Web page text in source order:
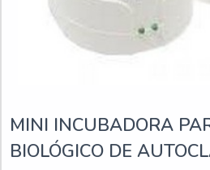
MINI INCUBADORA
BIOLÓGICO DE